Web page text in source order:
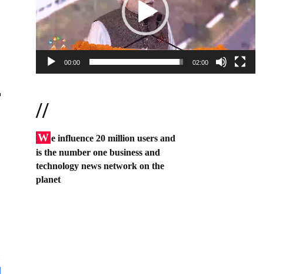
00:00 02:00
//
W e influence 20 million users and
is the number one business and
technology news network on the
planet